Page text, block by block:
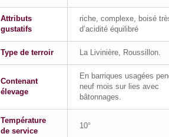
Attributs
gustatifs
riche, complexe, boisé
d’acidité équilibré
Type de terroir La Livinière, Roussillon.
Contenant
élevage
En barriques usagées
neuf mois sur lies avec
bâtonnages.
Température
de service
10°